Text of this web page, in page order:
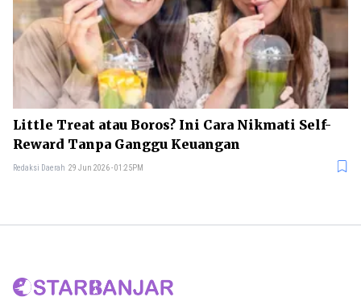
Little Treat atau Boros? Ini Cara Nikmati Self-
Reward Tanpa Ganggu Keuangan
Redaksi Daerah 29 Jun 2026 - 01:25PM